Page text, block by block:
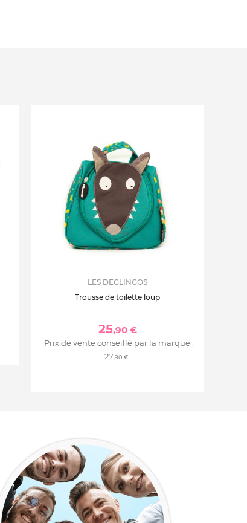
LES DEGLINGOS
Trousse de toilette loup
25,90 €
Prix de vente conseillé par la marque :
27 ,90 €